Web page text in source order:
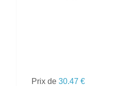
Prix de30.47 €